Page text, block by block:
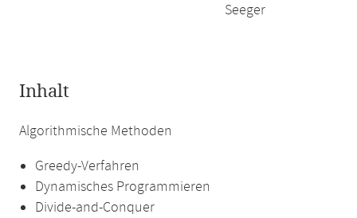
Seeger
Inhalt
Algorithmische Methoden
Greedy-Verfahren
Dynamisches Programmieren
Divide-and-Conquer